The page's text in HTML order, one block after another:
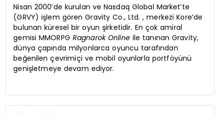
Nisan 2000’de kurulan ve Nasdaq Global Market’te
(GRVY) işlem gören Gravity Co., Ltd. , merkezi Kore’de
bulunan küresel bir oyun şirketidir. En çok amiral
gemisi MMORPG Ragnarok Onlineile tanınan Gravity,
dünya çapında milyonlarca oyuncu tarafından
beğenilen çevrimiçi ve mobil oyunlarla portföyünü
genişletmeye devam ediyor.